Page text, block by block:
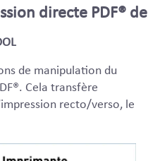
directe PDF®
de manipulation du
Cela transfère
recto/verso, le